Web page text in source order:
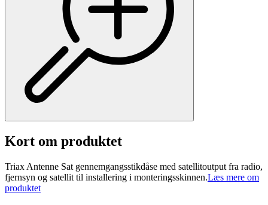
Kort om produktet
Triax Antenne Sat gennemgangsstikdåse med satellitoutput fra radio,
fjernsyn og satellit til installering i monteringsskinnen.Læs mere om
produktet